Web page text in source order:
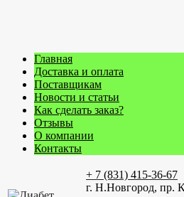
Главная
Доставка и оплата
Поставщикам
Новости и статьи
Как сделать заказ?
Отзывы
О компании
Контакты
+ 7 (831) 415-36-67
г. Н.Новгород, пр.